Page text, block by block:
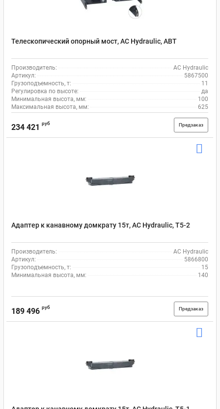
Телескопический опорный мост, AC Hydraulic, ABT
Производитель:
AC Hydraulic
Артикул:
5867500
Грузоподъемность, т:
11
Регулировка по высоте:
да
Минимальная высота, мм:
100
Максимальная высота, мм:
625
234 421 руб Предзаказ
Адаптер к канавному домкрату 15т, AC Hydraulic, T5-2
Производитель:
AC Hydraulic
Артикул:
5866800
Грузоподъемность, т:
15
Минимальная высота, мм:
140
189 496 руб Предзаказ